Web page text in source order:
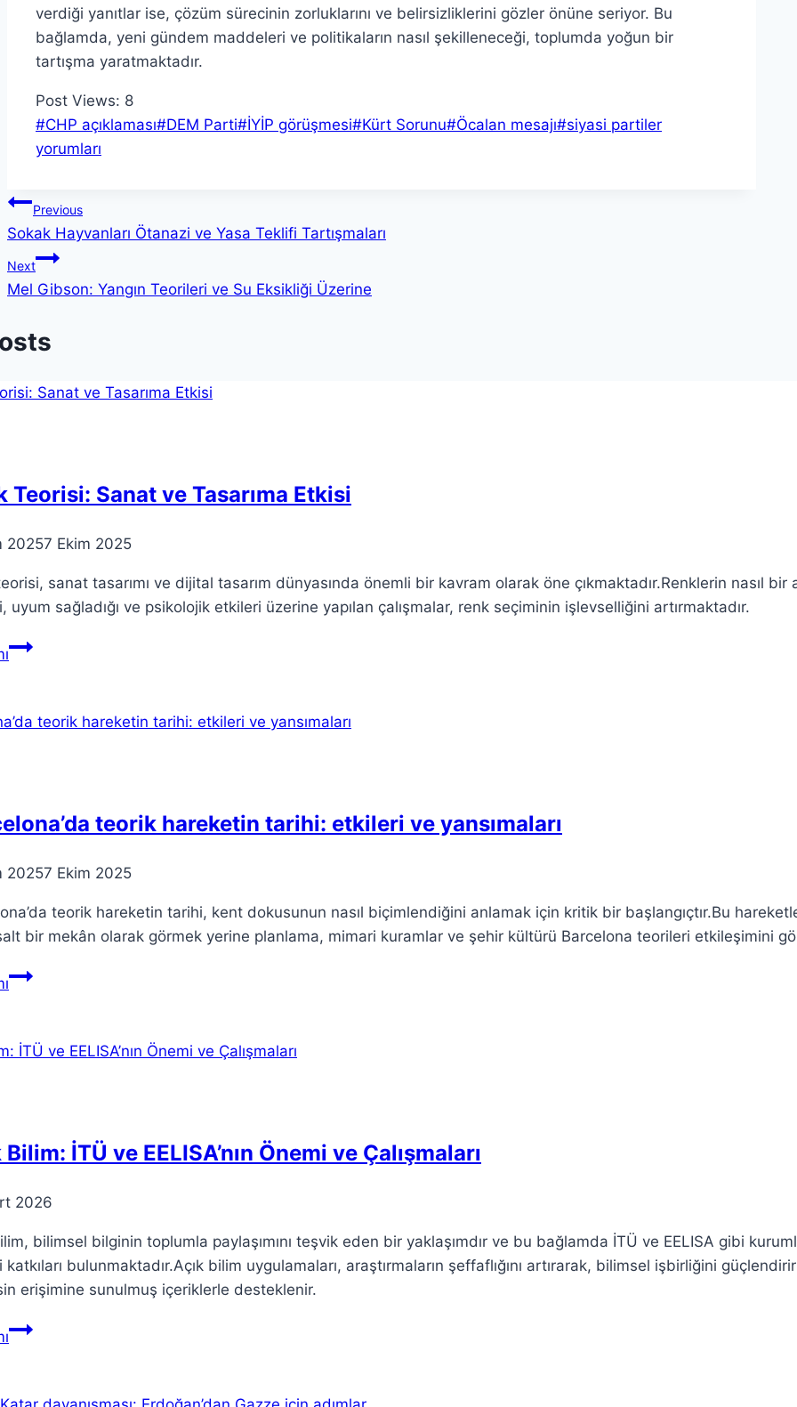
verdiği yanıtlar ise, çözüm sürecinin zorluklarını ve belirsizliklerini gözler önüne seriyor. Bu
bağlamda, yeni gündem maddeleri ve politikaların nasıl şekilleneceği, toplumda yoğun bir
tartışma yaratmaktadır.
Post Views: 8
Post
Tags:
#CHP açıklaması#DEM Parti#İYİP görüşmesi#Kürt Sorunu#Öcalan mesajı#siyasi partiler
yorumları
Yazı
gezinmesi
Previous
Sokak Hayvanları Ötanazi ve Yasa Teklifi Tartışmaları
Next
Mel Gibson: Yangın Teorileri ve Su Eksikliği Üzerine
Teorisi: Sanat ve Tasarıma Etkisi
20257 Ekim 2025
sanat tasarımı ve dijital tasarım dünyasında önemli bir kavram olarak öne çıkmaktadır.Renklerin nasıl bir
uyum sağladığı ve psikolojik etkileri üzerine yapılan çalışmalar, renk seçiminin işlevselliğini artırmaktadır.
Renk
ve
teorik hareketin tarihi: etkileri ve yansımaları
20257 Ekim 2025
teorik hareketin tarihi, kent dokusunun nasıl biçimlendiğini anlamak için kritik bir başlangıçtır.Bu
bir mekân olarak görmek yerine planlama, mimari kuramlar ve şehir kültürü Barcelona teorileri etkileşimini
Barcelona’da
tarihi:
Bilim: İTÜ ve EELISA’nın Önemi ve Çalışmaları
2026
bilimsel bilginin toplumla paylaşımını teşvik eden bir yaklaşımdır ve bu bağlamda İTÜ ve EELISA gibi
katkıları bulunmaktadır.Açık bilim uygulamaları, araştırmaların şeffaflığını artırarak, bilimsel işbirliğini
erişimine sunulmuş içeriklerle desteklenir.
Açık
ve